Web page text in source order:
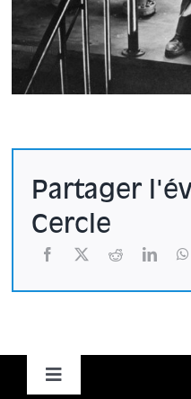
Partager
Cercle
Toggle